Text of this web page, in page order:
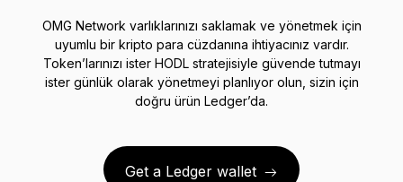
OMG Network varlıklarınızı saklamak ve yönetmek için
uyumlu bir kripto para cüzdanına ihtiyacınız vardır.
Token’larınızı ister HODL stratejisiyle güvende tutmayı
ister günlük olarak yönetmeyi planlıyor olun, sizin için
doğru ürün Ledger’da.
Get a Ledger wallet